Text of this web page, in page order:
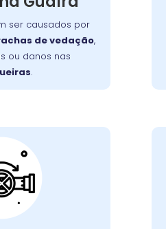
ser causados por
de vedação,
ou danos nas
.
mangueiras
o
da
causar danos ao
de água.
Entrada
regula o fluxo de